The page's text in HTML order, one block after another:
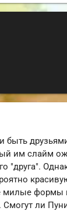
быть
им слайм
"друга".
милые формы
ли